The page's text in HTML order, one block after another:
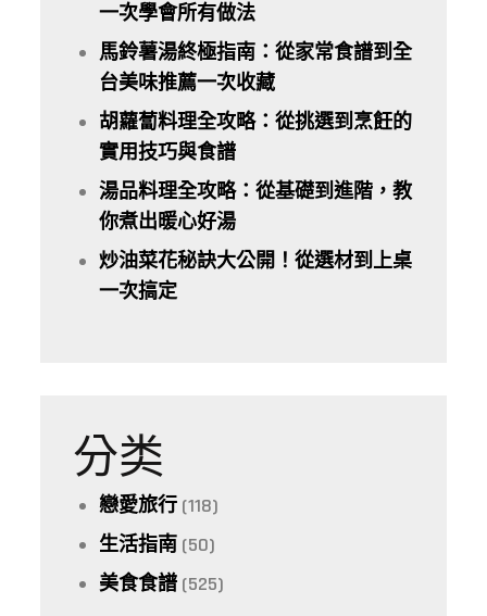
一次學會所有做法
馬鈴薯湯終極指南：從家常食譜到全
台美味推薦一次收藏
胡蘿蔔料理全攻略：從挑選到烹飪的
實用技巧與食譜
湯品料理全攻略：從基礎到進階，教
你煮出暖心好湯
炒油菜花秘訣大公開！從選材到上桌
一次搞定
分类
戀愛旅行 (118)
生活指南 (50)
美食食譜 (525)